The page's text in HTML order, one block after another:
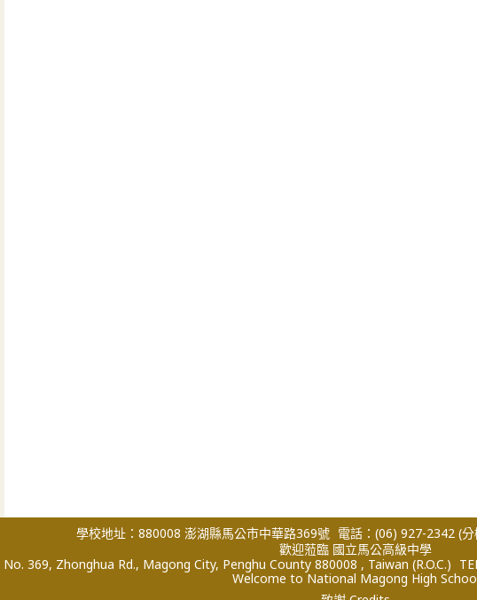
學校地址：880008 澎湖縣馬公市中華路369號 電話：(06) 927-2342 (
歡迎蒞臨 國立馬公高級中學
No. 369, Zhonghua Rd., Magong City, Penghu County 880008 , Taiwan (R.O.C.)
Welcome to National Magong High